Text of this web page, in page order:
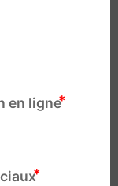
en ligne